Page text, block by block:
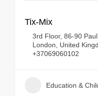
Tix-Mix
3rd Floor, 86-90
London, United
+37069060102
Education &